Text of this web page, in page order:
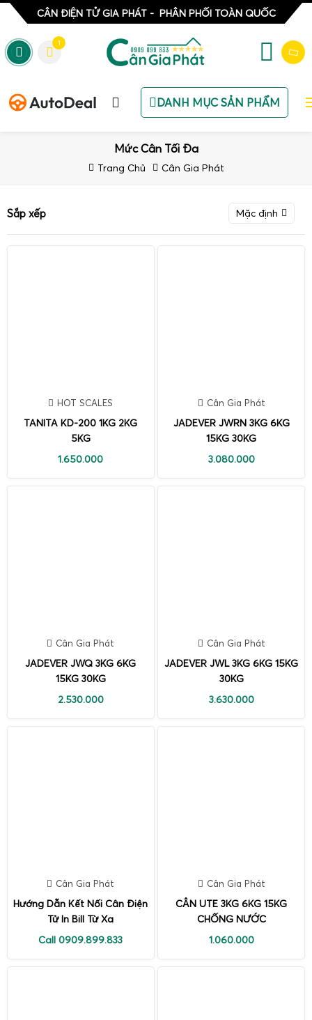
CÂN ĐIỆN TỬ GIA PHÁT - PHÂN PHỐI TOÀN QUỐC
1
DANH MỤC SẢN PHẨM
Mức Cân Tối Đa
Trang Chủ Cân Gia Phát
Sắp xếp Mặc định
HOT SCALES
TANITA KD-200 1KG 2KG
5KG
1.650.000
Cân Gia Phát
JADEVER JWRN 3KG 6KG
15KG 30KG
3.080.000
Cân Gia Phát
JADEVER JWQ 3KG 6KG
15KG 30KG
2.530.000
Cân Gia Phát
JADEVER JWL 3KG 6KG 15KG
30KG
3.630.000
Cân Gia Phát
Hướng Dẫn Kết Nối Cân Điện
Tử In Bill Từ Xa
Call 0909.899.833
Cân Gia Phát
CÂN UTE 3KG 6KG 15KG
CHỐNG NƯỚC
1.060.000